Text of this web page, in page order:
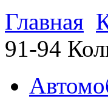
Главная
91-94